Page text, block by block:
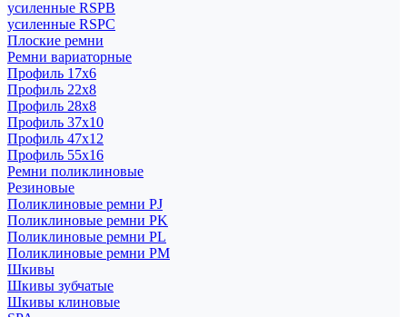
усиленные RSPB
усиленные RSPC
Плоские ремни
Ремни вариаторные
Профиль 17x6
Профиль 22x8
Профиль 28x8
Профиль 37x10
Профиль 47x12
Профиль 55x16
Ремни поликлиновые
Резиновые
Поликлиновые ремни PJ
Поликлиновые ремни PK
Поликлиновые ремни PL
Поликлиновые ремни PM
Шкивы
Шкивы зубчатые
Шкивы клиновые